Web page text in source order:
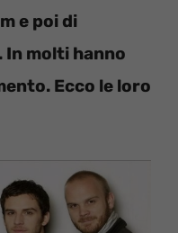
e poi di
In molti hanno
Ecco le loro